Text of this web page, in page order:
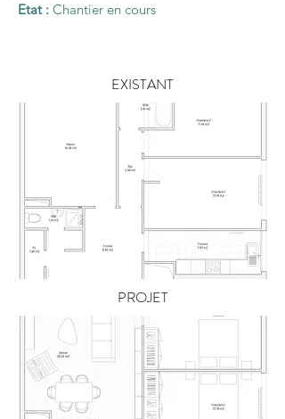
Etat : Chantier en cours
EXISTANT
PROJET